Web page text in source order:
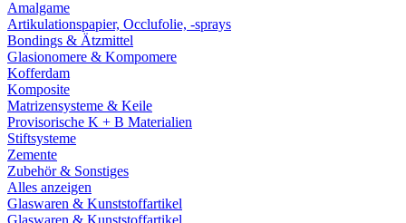
Amalgame
Artikulationspapier, Occlufolie, -sprays
Bondings & Ätzmittel
Glasionomere & Kompomere
Kofferdam
Komposite
Matrizensysteme & Keile
Provisorische K + B Materialien
Stiftsysteme
Zemente
Zubehör & Sonstiges
Alles anzeigen
Glaswaren & Kunststoffartikel
Glaswaren & Kunststoffartikel